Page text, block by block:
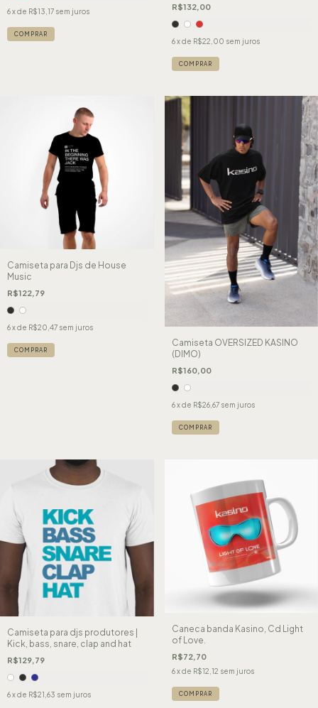
6x de R$13,17 sem juros
COMPRAR
R$132,00
6 x de R$22,00 sem juros
COMPRAR
Camiseta para Djs de House
Music
R$122,79
6x de R$20,47 sem juros
COMPRAR
Camiseta OVERSIZED KASINO
(DIMO)
R$160,00
6 x de R$26,67 sem juros
COMPRAR
Camiseta para djs produtores |
Kick, bass, snare, clap and hat
R$129,79
6x de R$21,63 sem juros
Caneca banda Kasino, Cd Light
of Love.
R$72,70
6 x de R$12,12 sem juros
COMPRAR